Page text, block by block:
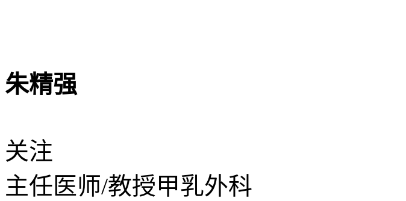
朱精强
关注
主任医师/教授甲乳外科